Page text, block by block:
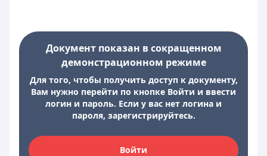
Документ показан в сокращенном
демонстрационном режиме
Для того, чтобы получить доступ к документу,
Вам нужно перейти по кнопке Войти и ввести
логин и пароль. Если у вас нет логина и
пароля, зарегистрируйтесь.
Войти